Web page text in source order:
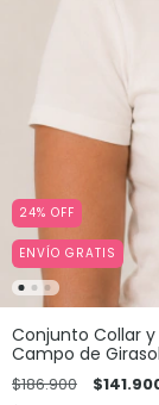
24% OFF
ENVÍO GRATIS
Conjunto Collar
Campo de
$186.900